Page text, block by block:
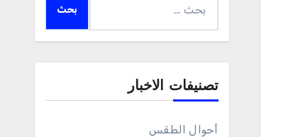
عن:
تصنيفات الاخبار
أحوال الطقس